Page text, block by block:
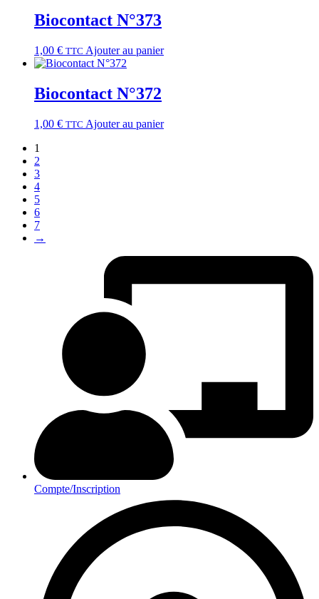
Biocontact N°373
1,00 € TTC Ajouter au panier
Biocontact N°372
1,00 € TTC Ajouter au panier
1
2
3
4
5
6
7
→
Compte/Inscription